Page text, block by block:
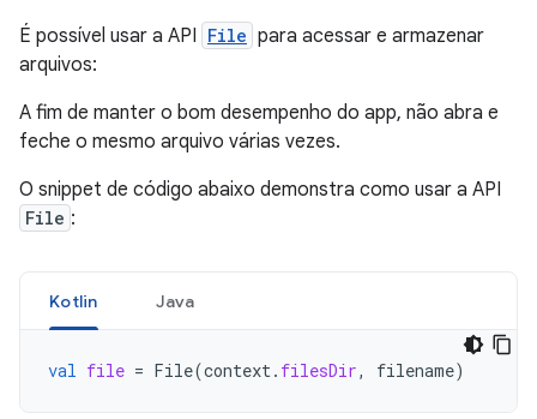
É possível usar a API File para acessar e armazenar
arquivos:
A fim de manter o bom desempenho do app, não abra e
feche o mesmo arquivo várias vezes.
O snippet de código abaixo demonstra como usar a API
File :
Kotlin Java
val file = File(context. filesDir, filename)